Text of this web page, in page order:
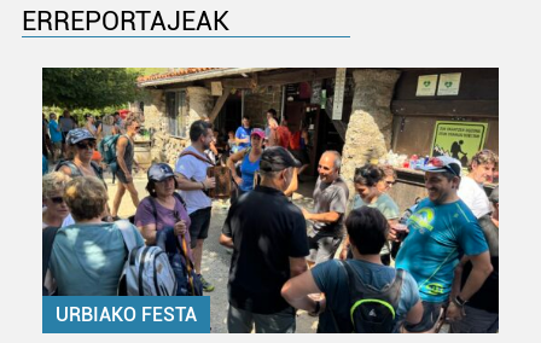
baliatzen gara. Ohar hau onartuz gero, teknologia hori
erabiltzeko baimen esplizitua ematen diguzu.
irakurri
ERREPORTAJEAK
URBIAKO FESTA